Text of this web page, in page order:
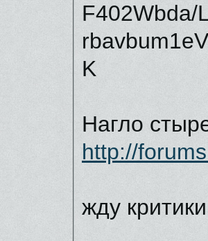
F402Wbda/
K
Нагло
http://
жду